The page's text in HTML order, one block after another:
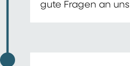
gute Fragen an